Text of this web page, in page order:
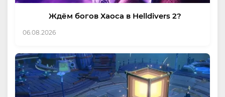
Ждём богов Хаоса в Helldivers 2?
06.08.2026